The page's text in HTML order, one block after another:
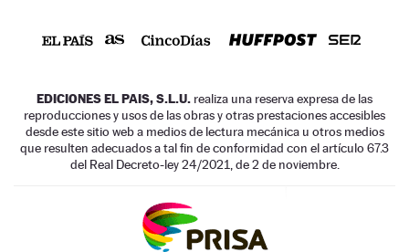
EDICIONES EL PAIS, S.L.U. realiza una reserva expresa de las
reproducciones y usos de las obras y otras prestaciones accesibles
desde este sitio web a medios de lectura mecánica u otros medios
que resulten adecuados a tal fin de conformidad con el artículo 67.3
del Real Decreto-ley 24/2021, de 2 de noviembre.